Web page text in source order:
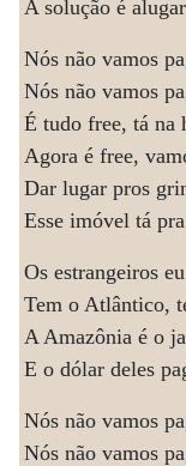
A solução é
Nós não vamos
Nós não vamos
É tudo free, tá na
Agora é free,
Dar lugar pros
Esse imóvel tá
Os estrangeiros
Tem o Atlântico,
A Amazônia é o
E o dólar deles
Nós não vamos
Nós não vamos